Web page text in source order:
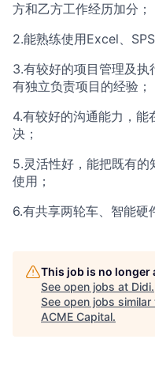
方和乙方工作经历加分；
2.能熟练使用Excel、
3.有较好的项目管理及执
有独立负责项目的经验；
4.有较好的沟通能力，
决；
5.灵活性好，能把既有
使用；
6.有共享两轮车、智能硬
This job is no
See open jobs at Didi.
See open jobs similar
ACME Capital.